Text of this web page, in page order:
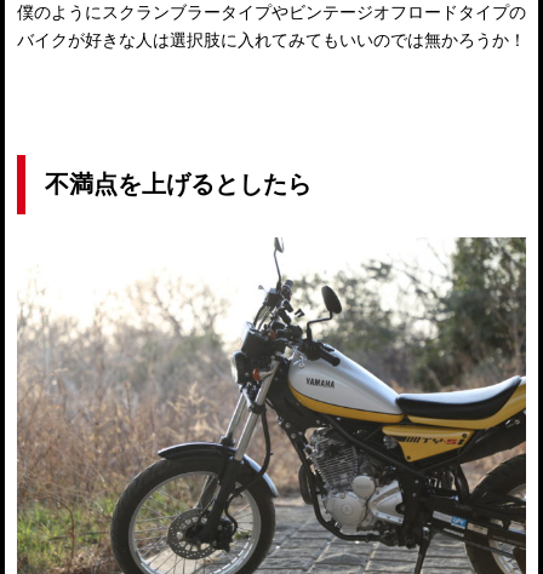
僕のようにスクランブラータイプやビンテージオフロードタイプの
バイクが好きな人は選択肢に入れてみてもいいのでは無かろうか！
不満点を上げるとしたら